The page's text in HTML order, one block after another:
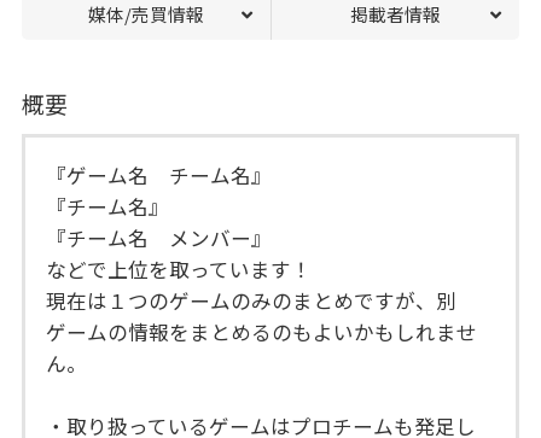
媒体/売買情報 掲載者情報
概要
『ゲーム名 チーム名』
『チーム名』
『チーム名 メンバー』
などで上位を取っています！
現在は１つのゲームのみのまとめですが、別
ゲームの情報をまとめるのもよいかもしれませ
ん。
・取り扱っているゲームはプロチームも発足し